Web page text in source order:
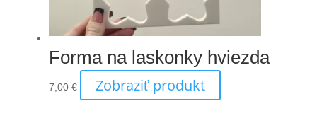
Forma na laskonky hviezda
7,00 € Zobraziť produkt